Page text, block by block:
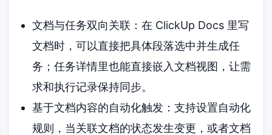
文档与任务双向关联：在 ClickUp Docs 里写
文档时，可以直接把具体段落选中并生成任
务；任务详情里也能直接嵌入文档视图，让需
求和执行记录保持同步。
基于文档内容的自动化触发：支持设置自动化
规则，当关联文档的状态发生变更，或者文档